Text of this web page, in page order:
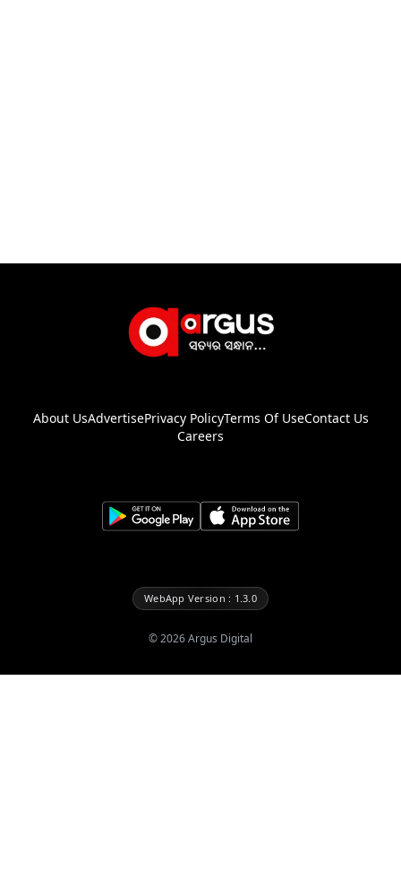
About UsAdvertisePrivacy PolicyTerms Of UseContact Us
Careers
WebApp Version : 1.3.0
©2026Argus Digital